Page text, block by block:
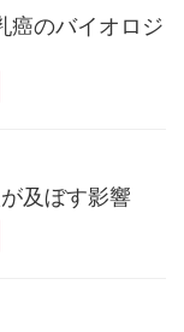
癌のバイオロジ
及ぼす影響